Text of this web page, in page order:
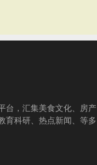
台，汇集美食文化、房产
育科研、热点新闻、等多